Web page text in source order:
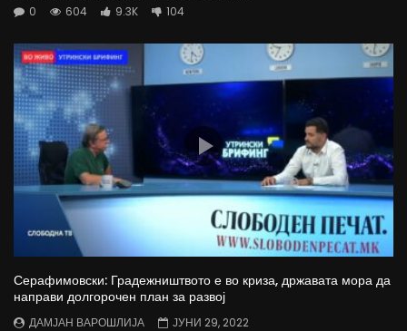
0
604 9.3K 104
Серафимовски: Градежништвото е во криза, државата мора да
направи долгорочен план за развој
ДАМЈАН ВАРОШЛИЈА
ЈУНИ 29, 2022